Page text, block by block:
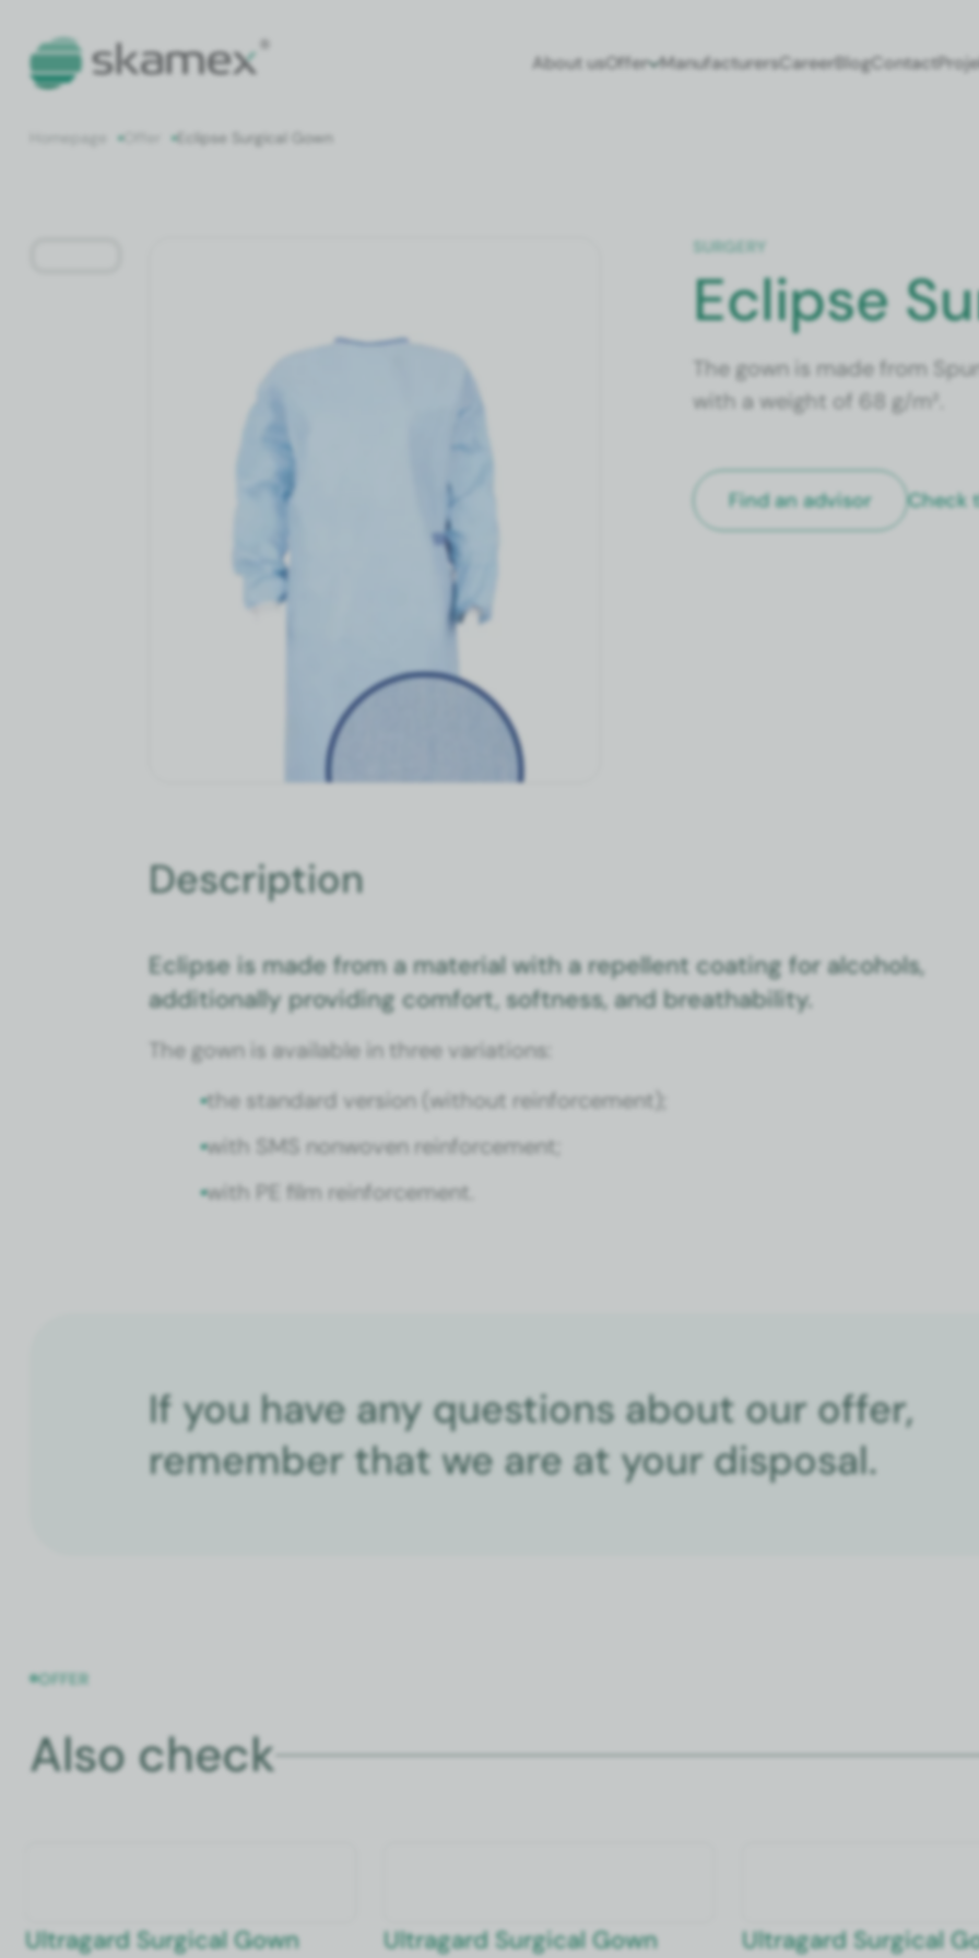
About usOffer Man­u­fac­tur­ersCareerBlogCon­tact
Offer Eclipse Sur­gi­cal Gown
SURGERY
Eclipse
The gown is made from
with a weight of 68 g/m².
Find an advi­sor Check
Description
Eclipse is made from a mate­r­i­al with a repel­lent coat­ing for alco­hols,
addi­tion­al­ly pro­vid­ing com­fort, soft­ness, and breatha­bil­i­ty.
The gown is avail­able in three vari­a­tions:
the stan­dard ver­sion (with­out rein­force­ment);
with SMS non­wo­ven rein­force­ment;
with PE film rein­force­ment.
If you have any questions about our offer,
remember that we are at your disposal.
OFFER
Also check
Ultra­gard Sur­gi­cal Gown Ultra­gard Sur­gi­cal Gown Ultra­gard Sur­gi­cal